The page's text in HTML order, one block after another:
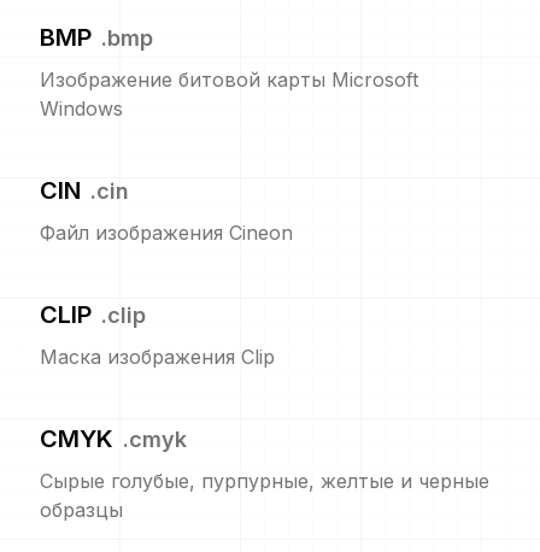
BMP .bmp
Изображение битовой карты Microsoft
Windows
CIN .cin
Файл изображения Cineon
CLIP .clip
Маска изображения Clip
CMYK .cmyk
Сырые голубые, пурпурные, желтые и черные
образцы